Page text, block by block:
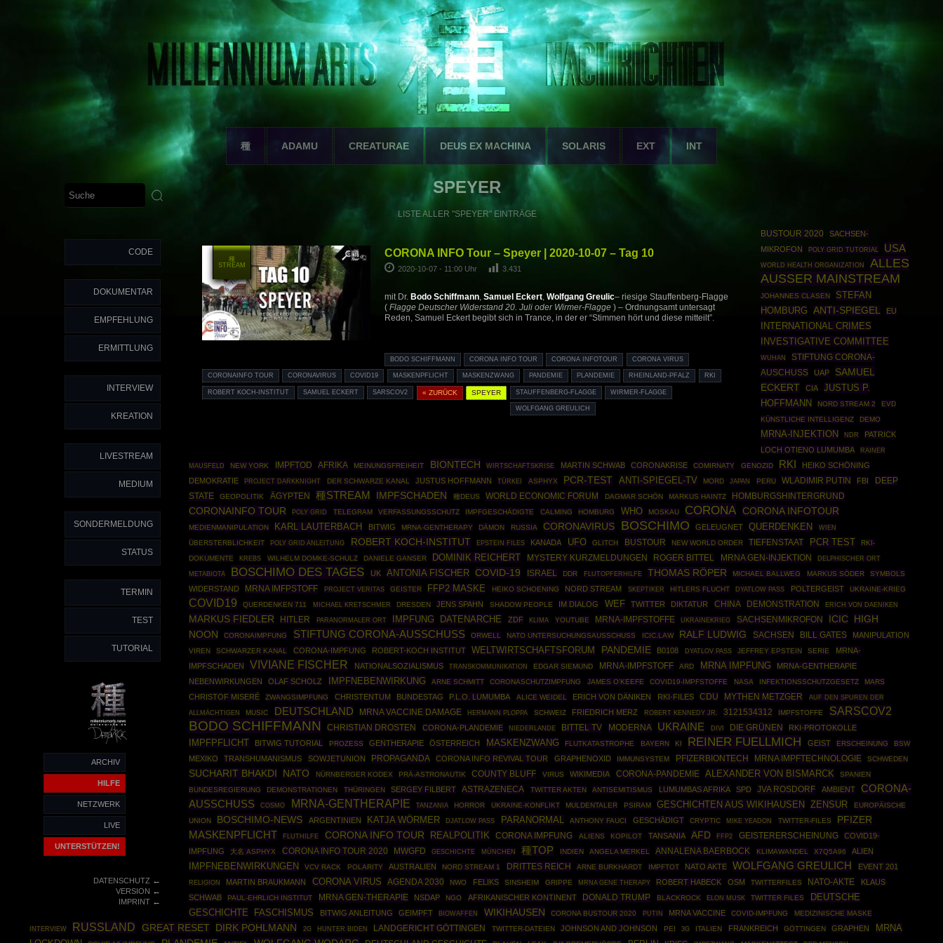
種 ADAMU CREATURAE DEUS EX MACHINA SOLARIS EXT INT
CODE
DOKUMENTAR
EMPFEHLUNG
ERMITTLUNG
INTERVIEW
KREATION
LIVESTREAM
MEDIUM
SONDERMELDUNG
STATUS
TERMIN
TEST
TUTORIAL
ARCHIV
HILFE
NETZWERK
LIVE
UNTERSTÜTZEN!
DATENSCHUTZ←
VERSION ←
IMPRINT←
SPEYER
LISTE ALLER "SPEYER" EINTRÄGE
CORONA INFO Tour – Speyer | 2020-10-07 – Tag 10
2020-10-07 - 11:00 Uhr 3.431
mit Dr. Bodo Schiffmann, Samuel Eckert, Wolfgang Greulic– riesige Stauffenberg-Flagge
( Flagge Deutscher Widerstand 20. Juli oder Wirmer-Flagge) – Ordnungsamt untersagt
Reden, Samuel Eckert begibt sich in Trance, in der er “Stimmen hört und diese mitteilt”.
BODO SCHIFFMANN CORONA INFO TOUR CORONA INFOTOUR CORONA VIRUS
CORONAINFO TOUR CORONAVIRUS COVID19 MASKENPFLICHT MASKENZWANG PANDEMIE PLANDEMIE RHEINLAND-PFALZ RKI
ROBERT KOCH-INSTITUT SAMUEL ECKERT SARSCOV2 « ZURÜCK SPEYER STAUFFENBERG-FLAGGE WIRMER-FLAGGE
WOLFGANG GREULICH
種
STREAM
BUSTOUR 2020
SACHSEN-
MIKROFON
POLY GRID TUTORIAL USA
WORLD HEALTH ORGANIZATION
ALLES
AUSSER MAINSTREAM
JOHANNES CLASEN
STEFAN
HOMBURG
ANTI-SPIEGEL EU
INTERNATIONAL CRIMES
INVESTIGATIVE COMMITTEE
WUHAN
STIFTUNG CORONA-
AUSCHUSS
UAP
SAMUEL
ECKERT
CIA
JUSTUS P.
HOFFMANN
NORD STREAM 2
EVD
KÜNSTLICHE INTELLIGENZ
DEMO
MRNA-INJEKTION NDR
PATRICK
LOCH OTIENO LUMUMBA
RAINER
MAUSFELD
NEW YORK IMPFTOD AFRIKA MEINUNGSFREIHEIT BIONTECH WIRTSCHAFTSKRISE MARTIN SCHWAB CORONAKRISE COMIRNATY GENOZID RKI
HEIKO SCHÖNING
DEMOKRATIE
PROJECT DARKKNIGHT DER SCHWARZE KANAL JUSTUS HOFFMANN TÜRKEI ASPHYX PCR-TEST ANTI-SPIEGEL-TV MORD JAPAN PERU WLADIMIR PUTIN FBI
DEEP
STATE
GEOPOLITIK ÄGYPTEN 種STREAM IMPFSCHADEN 種DEUS WORLD ECONOMIC FORUM DAGMAR SCHÖN MARKUS HAINTZ HOMBURGSHINTERGRUND
CORONAINFO TOUR POLY GRID TELEGRAM VERFASSUNGSSCHUTZ IMPFGESCHÄDIGTE CALMING HOMBURG WHO MOSKAU CORONA CORONA INFOTOUR
MEDIENMANIPULATION KARL LAUTERBACH BITWIG MRNA-GENTHERAPY DÄMON RUSSIA CORONAVIRUS BOSCHIMO GELEUGNET QUERDENKEN WIEN
ÜBERSTERBLICHKEIT POLY GRID ANLEITUNG ROBERT KOCH-INSTITUT EPSTEIN FILES KANADA UFO GLITCH BUSTOUR NEW WORLD ORDER TIEFENSTAAT PCR TEST
RKI-
DOKUMENTE
KREBS WILHELM DOMKE-SCHULZ DANIELE GANSER DOMINIK REICHERT MYSTERY KURZMELDUNGEN ROGER BITTEL MRNA GEN-INJEKTION DELPHISCHER ORT
METABIOTA BOSCHIMO DES TAGES UK ANTONIA FISCHER COVID-19 ISRAEL DDR FLUTOPFERHILFE THOMAS RÖPER MICHAEL BALLWEG MARKUS SÖDER SYMBOLS
WIDERSTAND MRNA IMFPSTOFF PROJECT VERITAS GEISTER FFP2 MASKE HEIKO SCHOENING NORD STREAM SKEPTIKER HITLERS FLUCHT DYATLOW PASS POLTERGEIST UKRAINE-KRIEG
COVID19 QUERDENKEN 711 MICHAEL KRETSCHMER DRESDEN JENS SPAHN SHADOW PEOPLE IM DIALOG WEF TWITTER DIKTATUR CHINA DEMONSTRATION ERICH VON DAENIKEN
MARKUS FIEDLER HITLER PARANORMALER ORT IMPFUNG DATENARCHE ZDF KLIMA YOUTUBE MRNA-IMPFSTOFFE UKRAINEKRIEG SACHSENMIKROFON ICIC
HIGH
NOON
CORONAIMPFUNG STIFTUNG CORONA-AUSSCHUSS ORWELL NATO UNTERSUCHUNGSAUSSCHUSS ICIC.LAW RALF LUDWIG SACHSEN BILL GATES MANIPULATION
VIREN SCHWARZER KANAL CORONA-IMPFUNG ROBERT-KOCH INSTITUT WELTWIRTSCHAFTSFORUM PANDEMIE B0108 DYATLOV PASS JEFFREY EPSTEIN SERIE
MRNA-
IMPFSCHADEN
VIVIANE FISCHER NATIONALSOZIALISMUS TRANSKOMMUNIKATION EDGAR SIEMUND MRNA-IMPFSTOFF ARD MRNA IMPFUNG
MRNA-GENTHERAPIE
NEBENWIRKUNGEN
OLAF SCHOLZ IMPFNEBENWIRKUNG ARNE SCHMITT CORONASCHUTZIMPFUNG JAMES O'KEEFE COVID19-IMPFSTOFFE NASA INFEKTIONSSCHUTZGESETZ MARS
CHRISTOF MISERÉ ZWANGSIMPFUNG CHRISTENTUM BUNDESTAG P.L.O. LUMUMBA ALICE WEIDEL ERICH VON DÄNIKEN RKI-FILES CDU MYTHEN METZGER AUF DEN SPUREN DER
ALLMÄCHTIGEN MUSIC DEUTSCHLAND MRNA VACCINE DAMAGE HERMANN PLOPPA SCHWEIZ FRIEDRICH MERZ ROBERT KENNEDY JR. 3121534312 IMPFSTOFFE SARSCOV2
BODO SCHIFFMANN CHRISTIAN DROSTEN CORONA-PLANDEMIE NIEDERLANDE BITTEL TV MODERNA UKRAINE DIVI DIE GRÜNEN RKI-PROTOKOLLE
IMPFPFLICHT BITWIG TUTORIAL PROZESS GENTHERAPIE ÖSTERREICH MASKENZWANG FLUTKATASTROPHE BAYERN KI REINER FUELLMICH GEIST ERSCHEINUNG BSW
MEXIKO TRANSHUMANISMUS SOWJETUNION PROPAGANDA CORONA INFO REVIVAL TOUR GRAPHENOXID IMMUNSYSTEM PFIZERBIONTECH MRNA IMPFTECHNOLOGIE SCHWEDEN
SUCHARIT BHAKDI NATO NÜRNBERGER KODEX PRÄ-ASTRONAUTIK COUNTY BLUFF VIRUS WIKIMEDIA CORONA-PANDEMIE ALEXANDER VON BISMARCK
SPANIEN
BUNDESREGIERUNG
DEMONSTRATIONEN THÜRINGEN SERGEY FILBERT ASTRAZENECA TWITTER AKTEN ANTISEMITISMUS LUMUMBAS AFRIKA SPD JVA ROSDORF AMBIENT
CORONA-
AUSSCHUSS
COSMO MRNA-GENTHERAPIE TANZANIA HORROR UKRAINE-KONFLIKT MULDENTALER PSIRAM GESCHICHTEN AUS WIKIHAUSEN ZENSUR
EUROPÄISCHE
UNION
BOSCHIMO-NEWS ARGENTINIEN KATJA WÖRMER DJATLOW PASS PARANORMAL ANTHONY FAUCI GESCHÄDIGT CRYPTIC MIKE YEADON TWITTER-FILES PFIZER
MASKENPFLICHT FLUTHILFE CORONA INFO TOUR REALPOLITIK CORONA IMPFUNG ALIENS KOPILOT TANSANIA AFD FFP2 GEISTERERSCHEINUNG
COVID19-
IMPFUNG
大名 ASPHYX CORONA INFO TOUR 2020 MWGFD GESCHICHTE MÜNCHEN 種TOP INDIEN ANGELA MERKEL ANNALENA BAERBOCK KLIMAWANDEL X7Q5A96 ALIEN
IMPFNEBENWIRKUNGEN VCV RACK POLARITY AUSTRALIEN NORD STREAM 1 DRITTES REICH ARNE BURKHARDT IMPFTOT NATO AKTE WOLFGANG GREULICH EVENT 201
RELIGION MARTIN BRAUKMANN CORONA VIRUS AGENDA 2030 NWO FELIKS SINSHEIM GRIPPE MRNA GENE THERAPY ROBERT HABECK OSM TWITTERFILES NATO-AKTE
KLAUS
SCHWAB
PAUL-EHRLICH INSTITUT MRNA GEN-THERAPIE NSDAP NGO AFRIKANISCHER KONTINENT DONALD TRUMP BLACKROCK ELON MUSK TWITTER FILES
DEUTSCHE
GESCHICHTE
FASCHISMUS BITWIG ANLEITUNG GEIMPFT BIOWAFFEN WIKIHAUSEN CORONA BUSTOUR 2020 PUTIN MRNA VACCINE COVID-IMPFUNG MEDIZINISCHE MASKE
INTERVIEW RUSSLAND GREAT RESET DIRK POHLMANN 2G HUNTER BIDEN LANDGERICHT GÖTTINGEN TWITTER-DATEIEN JOHNSON AND JOHNSON PEI 3G ITALIEN FRANKREICH GÖTTINGEN GRAPHEN MRNA